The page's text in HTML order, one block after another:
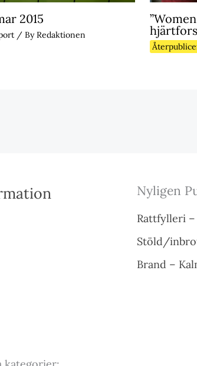
2015
/ ByRedaktionen
Nyligen
Rattfylleri
Stöld/
Brand –